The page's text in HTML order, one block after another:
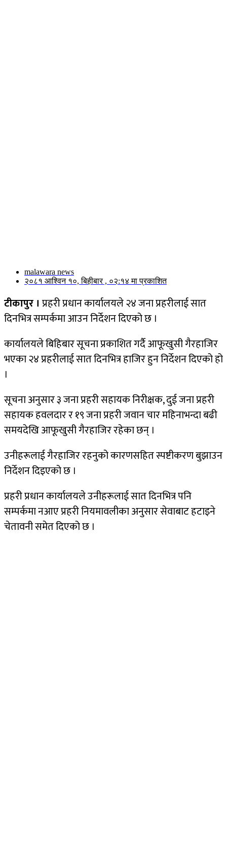
malawara news
२०८१ आश्विन १०, बिहीबार , ०२:१४ मा प्रकाशित
टीकापुर । प्रहरी प्रधान कार्यालयले २४ जना प्रहरीलाई सात
दिनभित्र सम्पर्कमा आउन निर्देशन दिएको छ ।
कार्यालयले बिहिबार सूचना प्रकाशित गर्दै आफूखुसी गैरहाजिर
भएका २४ प्रहरीलाई सात दिनभित्र हाजिर हुन निर्देशन दिएको हो
।
सूचना अनुसार ३ जना प्रहरी सहायक निरीक्षक, दुई जना प्रहरी
सहायक हवलदार र १९ जना प्रहरी जवान चार महिनाभन्दा बढी
समयदेखि आफूखुसी गैरहाजिर रहेका छन् ।
उनीहरूलाई गैरहाजिर रहनुको कारणसहित स्पष्टीकरण बुझाउन
निर्देशन दिइएको छ ।
प्रहरी प्रधान कार्यालयले उनीहरूलाई सात दिनभित्र पनि
सम्पर्कमा नआए प्रहरी नियमावलीका अनुसार सेवाबाट हटाइने
चेतावनी समेत दिएको छ ।